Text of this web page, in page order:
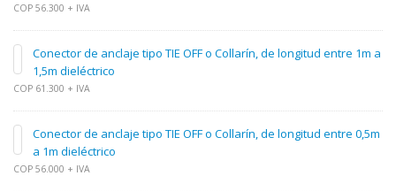
COP 56.300 + IVA
Conector de anclaje tipo TIE OFF o Collarín, de longitud entre 1m a
1,5m dieléctrico
COP 61.300 + IVA
Conector de anclaje tipo TIE OFF o Collarín, de longitud entre 0,5m
a 1m dieléctrico
COP 56.000 + IVA